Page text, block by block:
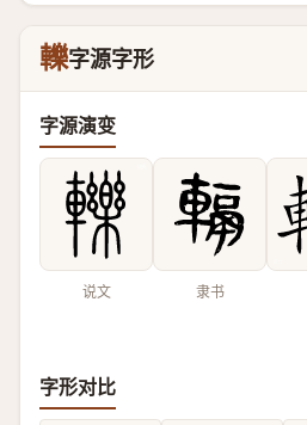
轢字源字形
字源演变
说文 隶书
字形对比